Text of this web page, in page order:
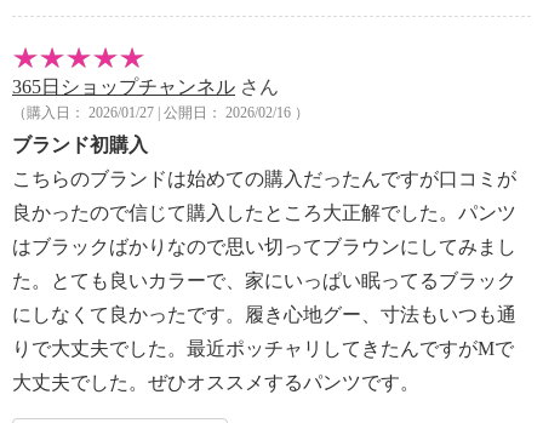
365日ショップチャンネル さん
（購入日： 2026/01/27 | 公開日： 2026/02/16 ）
ブランド初購入
こちらのブランドは始めての購入だったんですが口コミが
良かったので信じて購入したところ大正解でした。パンツ
はブラックばかりなので思い切ってブラウンにしてみまし
た。とても良いカラーで、家にいっぱい眠ってるブラック
にしなくて良かったです。履き心地グー、寸法もいつも通
りで大丈夫でした。最近ポッチャリしてきたんですがMで
大丈夫でした。ぜひオススメするパンツです。